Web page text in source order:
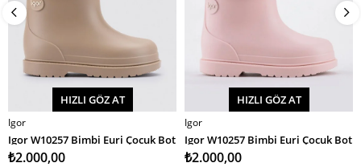
SEPETE EKLE
HIZLI GÖZ AT
Igor
Igor W10257 Bimbi Euri Çocuk Bot
₺2.000,00
SEPETE EKLE
HIZLI GÖZ AT
Igor
Igor W10257 Bimbi Euri Çocuk Bot
₺2.000,00